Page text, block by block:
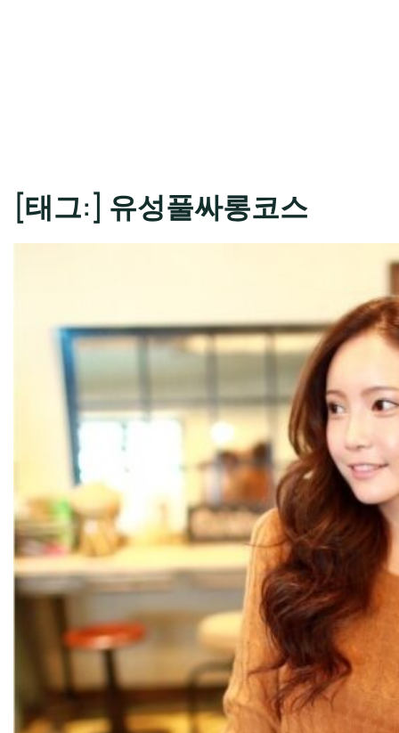
[태그:] 유성풀싸롱코스